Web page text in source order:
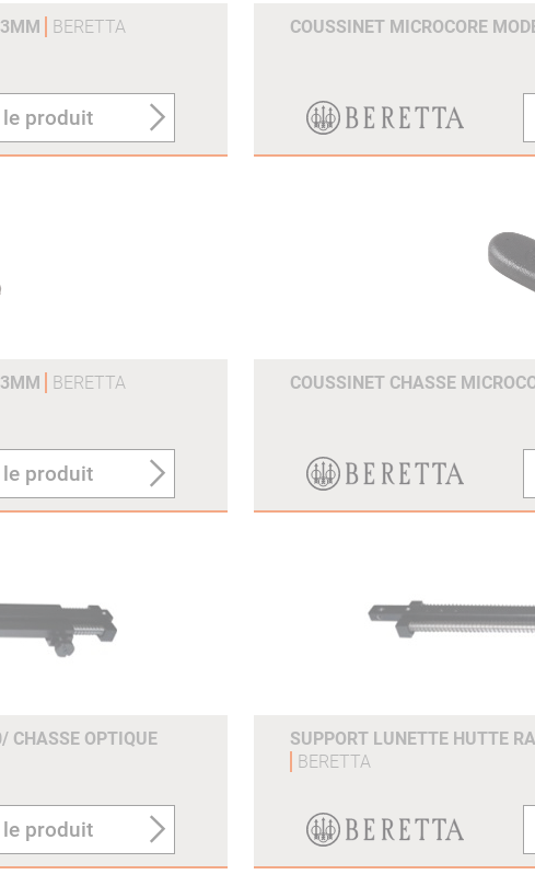
BERETTA
produit
COUSSINET MICROCORE
BERETTA
produit
COUSSINET CHASSE
CHASSE OPTIQUE
produit
SUPPORT LUNETTE HUTTE
BERETTA